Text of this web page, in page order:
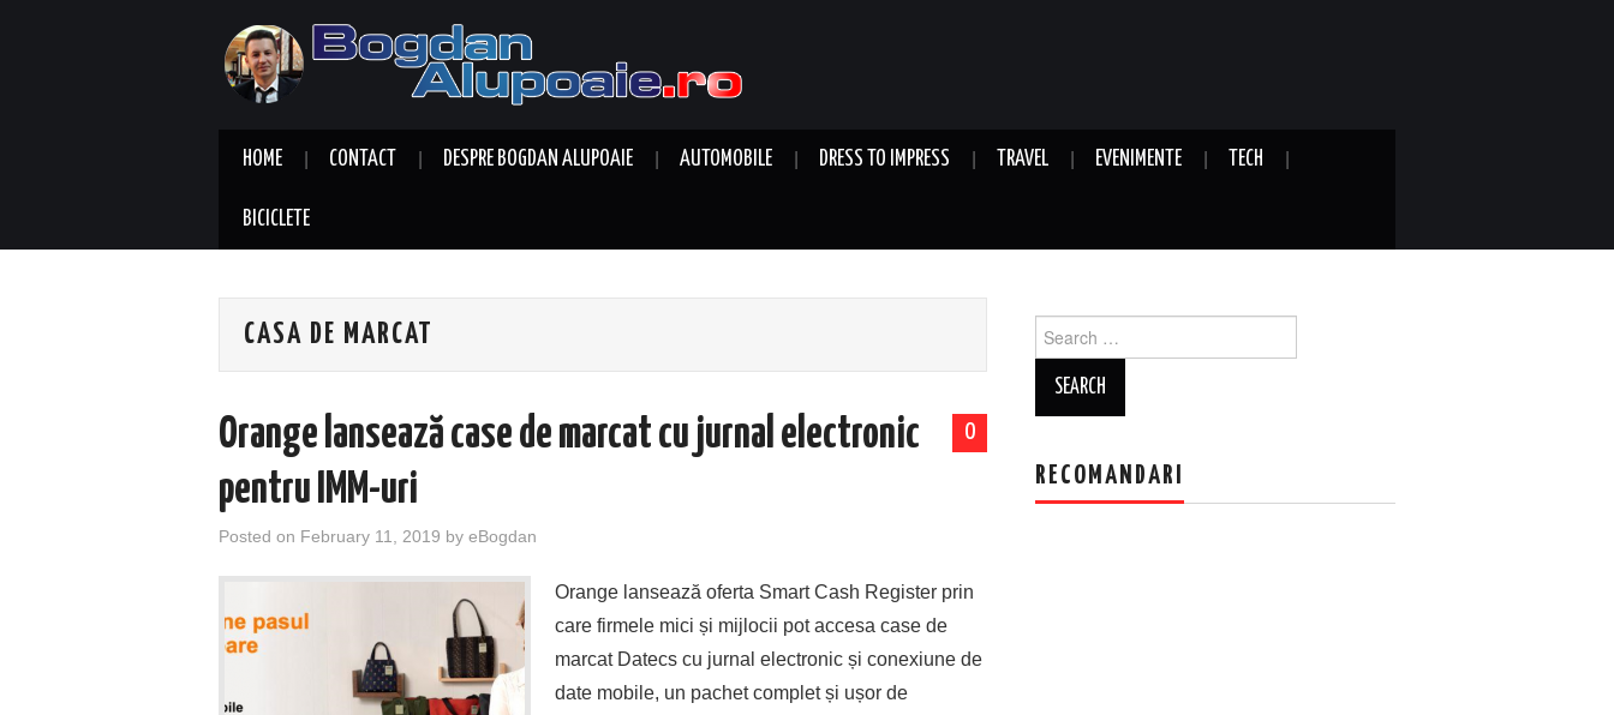
HOME CONTACT DESPRE BOGDAN ALUPOAIE AUTOMOBILE DRESS TO IMPRESS TRAVEL EVENIMENTE TECH
BICICLETE
CASA DE MARCAT
0
Orange lansează case de marcat cu jurnal electronic
pentru IMM-uri
Posted on February 11, 2019 by eBogdan
Orange lansează oferta Smart Cash Register prin
care firmele mici și mijlocii pot accesa case de
marcat Datecs cu jurnal electronic și conexiune de
date mobile, un pachet complet și ușor de
for:
RECOMANDARI